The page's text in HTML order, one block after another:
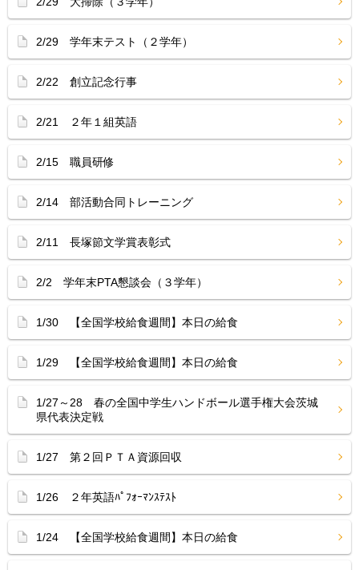
2/29 学年末テスト（２学年）
2/22 創立記念行事
2/21 ２年１組英語
2/15 職員研修
2/14 部活動合同トレーニング
2/11 長塚節文学賞表彰式
2/2 学年末PTA懇談会（３学年）
1/30 【全国学校給食週間】本日の給食
1/29 【全国学校給食週間】本日の給食
1/27～28 春の全国中学生ハンドボール選手権大会茨城
県代表決定戦
1/27 第２回ＰＴＡ資源回収
1/26 ２年英語ﾊﾟﾌｫｰﾏﾝｽﾃｽﾄ
1/24 【全国学校給食週間】本日の給食